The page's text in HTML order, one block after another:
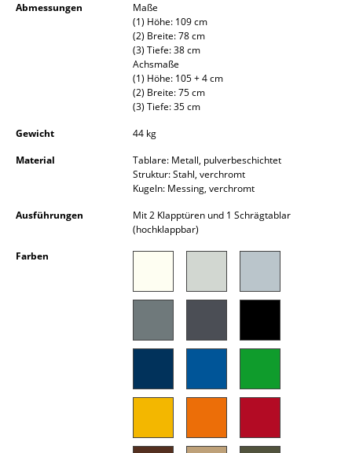
Kleinaufbewahrung
Licht
Hängeleuchten & Deckenleuchten
Tischleuchten
Schreibtischleuchten
Stehleuchten & Leseleuchten
Abmessungen
Maße
(1) Höhe: 109 cm
(2) Breite: 78 cm
(3) Tiefe: 38 cm
Achsmaße
(1) Höhe: 105 + 4 cm
(2) Breite: 75 cm
(3) Tiefe: 35 cm
Gewicht
44 kg
Material
Tablare: Metall, pulverbeschichtet
Struktur: Stahl, verchromt
Kugeln: Messing, verchromt
Ausführungen
Mit 2 Klapptüren und 1 Schrägtablar
(hochklappbar)
Farben